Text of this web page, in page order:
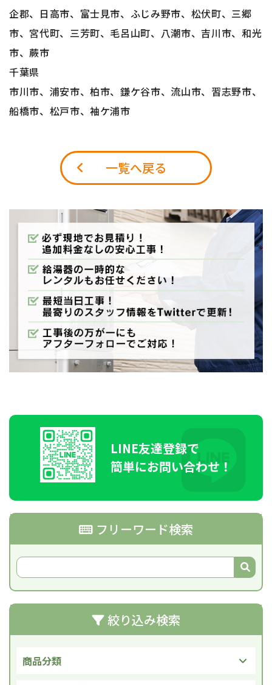
LINE友達登録で
簡単にお問い合わせ！
フリーワード検索
絞り込み検索
商品分類
企郡、日高市、富士見市、ふじみ野市、松伏町、三郷
市、宮代町、三芳町、毛呂山町、八潮市、吉川市、和光
市、蕨市
千葉県
市川市、浦安市、柏市、鎌ケ谷市、流山市、習志野市、
船橋市、松戸市、袖ケ浦市
一覧へ戻る